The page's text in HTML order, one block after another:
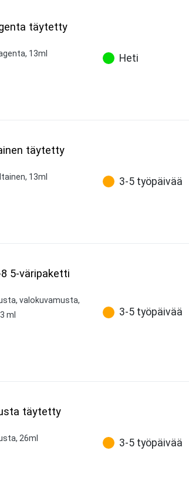
täytetty
13ml
Heti
täytetty
13ml
3-5 työpäivää
5-väripaketti
valokuvamusta,
ml
3-5 työpäivää
täytetty
26ml
3-5 työpäivää